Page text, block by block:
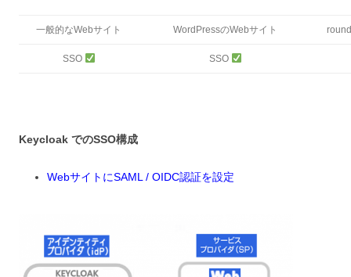
一般的なWebサイト WordPressのWebサイト
SSO SSO
Keycloak でのSSO構成
WebサイトにSAML / OIDC認証を設定